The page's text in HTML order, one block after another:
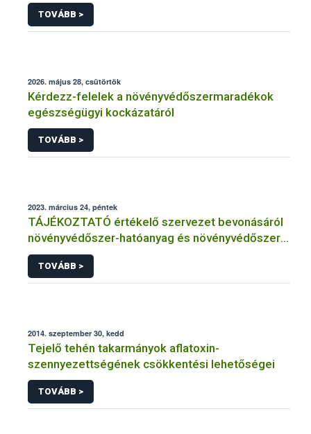
TOVÁBB >
2026. május 28, csütörtök
Kérdezz-felelek a növényvédőszermaradékok
egészségügyi kockázatáról
TOVÁBB >
2023. március 24, péntek
TÁJÉKOZTATÓ értékelő szervezet bevonásáról
növényvédőszer-hatóanyag és növényvédőszer
engedélyezésére, továbbá a meglévő engedély
meghosszabbítására vagy módosítására irányuló
eljárásba
TOVÁBB >
2014. szeptember 30, kedd
Tejelő tehén takarmányok aflatoxin-
szennyezettségének csökkentési lehetőségei
TOVÁBB >